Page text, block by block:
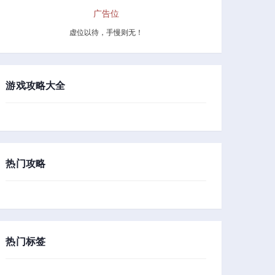
广告位
虚位以待，手慢则无！
游戏攻略大全
热门攻略
热门标签